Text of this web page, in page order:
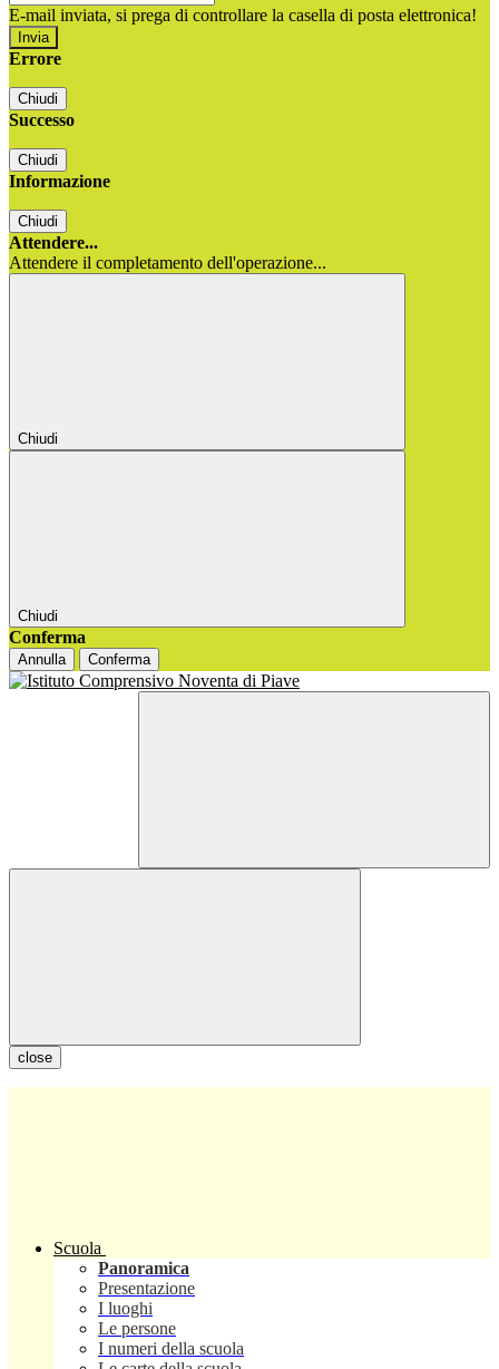
E-mail inviata, si prega di controllare la casella di posta elettronica!
Errore
Chiudi
Successo
Chiudi
Informazione
Chiudi
Attendere...
Attendere il completamento dell'operazione...
Chiudi
Chiudi
Conferma
Annulla Conferma
close
Scuola
Panoramica
Presentazione
I luoghi
Le persone
I numeri della scuola